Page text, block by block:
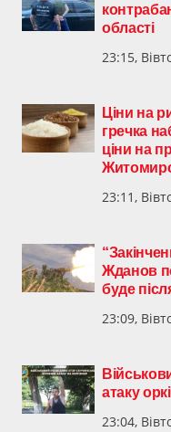
області
23:15,
Ціни на
гречка
ціни на
23:11,
Жданов
буде
23:09,
атаку
23:04,